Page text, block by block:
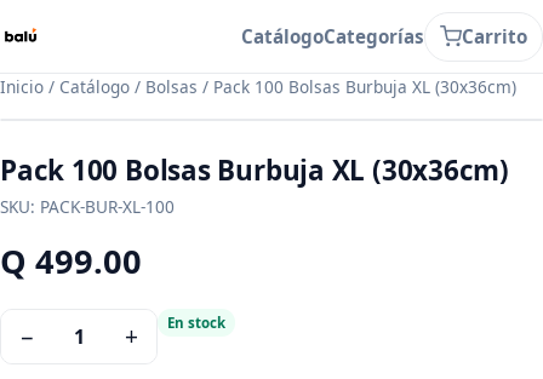
CatálogoCategorías Carrito
Inicio / Catálogo / Bolsas / Pack 100 Bolsas Burbuja XL (30x36cm)
Pack 100 Bolsas Burbuja XL (30x36cm)
SKU: PACK-BUR-XL-100
Q 499.00
− 1 + En stock